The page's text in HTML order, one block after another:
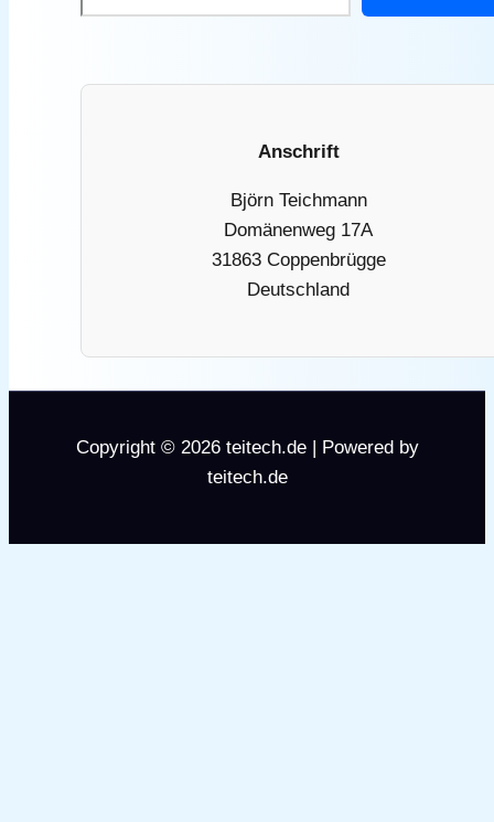
Anschrift
Björn Teichmann
Domänenweg 17A
31863 Coppenbrügge
Deutschland
Copyright © 2026 teitech.de | Powered by
teitech.de